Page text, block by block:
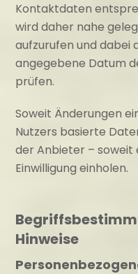
Kontaktdaten
wird daher nahe
aufzurufen und dabei
angegebene Datum
prüfen.
Soweit Änderungen
Nutzers basierte
der Anbieter – soweit
Einwilligung einholen.
Hinweise